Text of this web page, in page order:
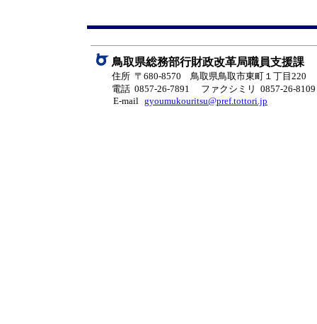
鳥取県総務部行財政改革局職員支援課
住所 〒680-8570 鳥取県鳥取市東町１丁目220
電話 0857-26-7891
ファクシミリ 0857-26-8109
E-mail gyoumukouritsu@pref.tottori.jp